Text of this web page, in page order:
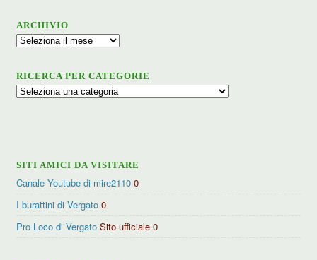
ARCHIVIO
Archivio
RICERCA PER CATEGORIE
Ricerca
SITI AMICI DA VISITARE
Canale Youtube di mire2110 0
I burattini di Vergato 0
Pro Loco di Vergato Sito ufficiale 0